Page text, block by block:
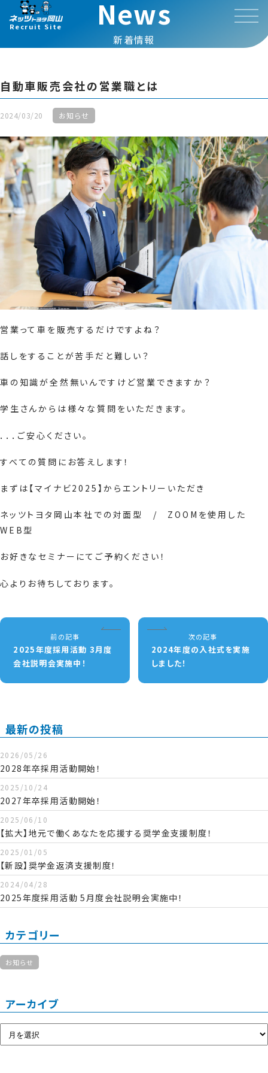
Recruit Site News
新着情報
自動車販売会社の営業職とは
2024/03/20 お知らせ
営業って車を販売するだけですよね？
話しをすることが苦手だと難しい？
車の知識が全然無いんですけど営業できますか？
学生さんからは様々な質問をいただきます。
．．．ご安心ください。
すべての質問にお答えします！
まずは【マイナビ2025】からエントリーいただき
ネッツトヨタ岡山本社での対面型 / ZOOMを使用した
WEB型
お好きなセミナーにてご予約ください！
心よりお待ちしております。
前の記事
2025年度採用活動 3月度
会社説明会実施中！
次の記事
2024年度の入社式を実施
しました！
最新の投稿
2026/05/26
2028年卒採用活動開始！
2025/10/24
2027年卒採用活動開始！
2025/06/10
【拡大】地元で働くあなたを応援する奨学金支援制度！
2025/01/05
【新設】奨学金返済支援制度！
2024/04/28
2025年度採用活動 5月度会社説明会実施中！
カテゴリー
お知らせ
アーカイブ